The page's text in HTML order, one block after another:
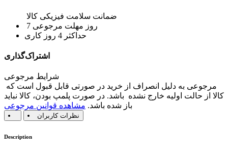
ضمانت سلامت فیزیکی کالا
7 روز مهلت مرجوعی
حداکثر 4 روز کاری
اشتراک‌گذاری
شرایط مرجوعی
کالا از حالت اولیه خارج نشده باشد. در صورت پلمپ بودن، کالا نباید
باز شده باشد. مشاهده قوانین مرجوعی
نظرات کاربران
Description